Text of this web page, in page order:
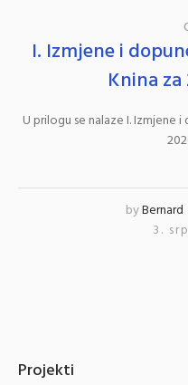
I. Izmjene i
Knina
U prilogu se nalaze I. Izmjene
byBernard
3.
Projekti